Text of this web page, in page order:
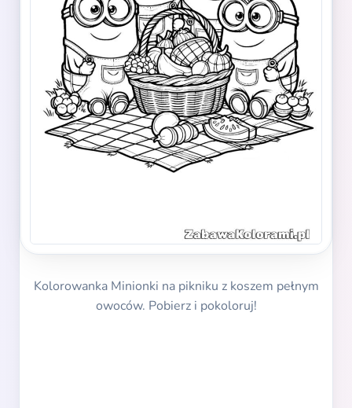
Kolorowanka Minionki na pikniku z koszem pełnym
owoców. Pobierz i pokoloruj!